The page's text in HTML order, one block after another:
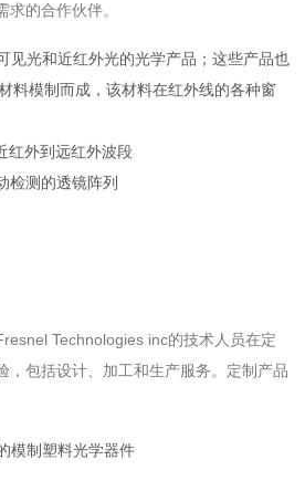
求的合作伙伴。
见光和近红外光的光学产品；这些产品也
料模制而成，该材料在红外线的各种窗
红外到远红外波段
检测的透镜阵列
Technologies inc的技术人员在定
，包括设计、加工和生产服务。定制产品
模制塑料光学器件